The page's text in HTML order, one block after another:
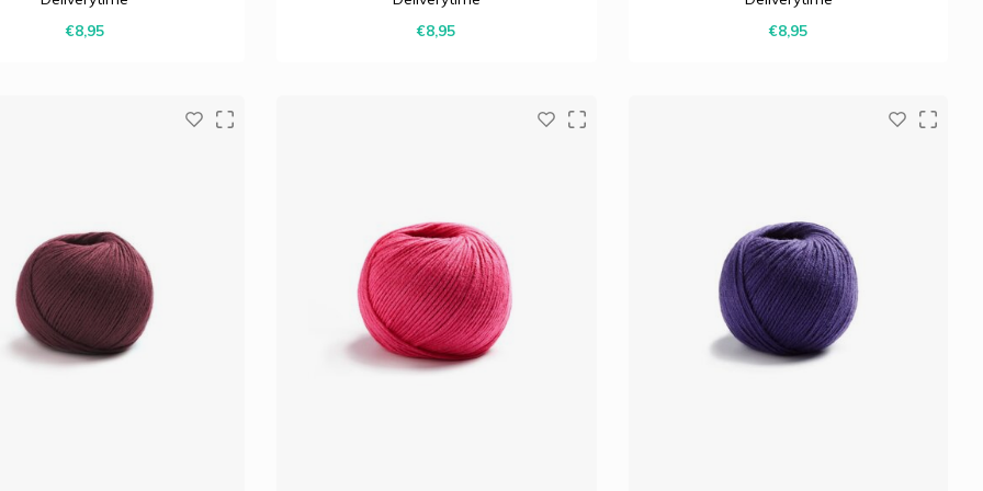
met een lichte glans.
€8,95
uitstraling met een lichte glans.
€8,95
uitstraling met een lichte glans.
€8,95